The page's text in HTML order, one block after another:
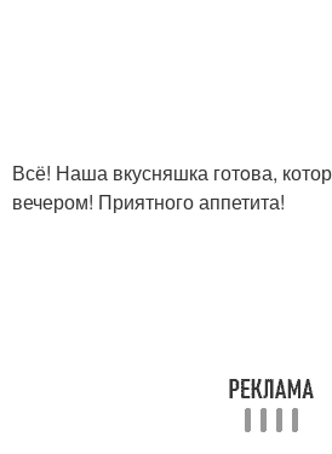
Всё! Наша вкусняшка готoва,
вечером! Приятного аппетита!